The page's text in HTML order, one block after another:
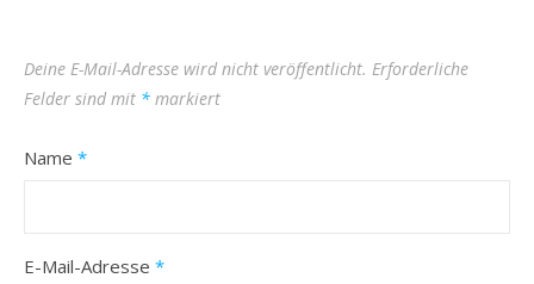
Deine E-Mail-Adresse wird nicht veröffentlicht. Erforderliche
Felder sind mit * markiert
Name *
E-Mail-Adresse *